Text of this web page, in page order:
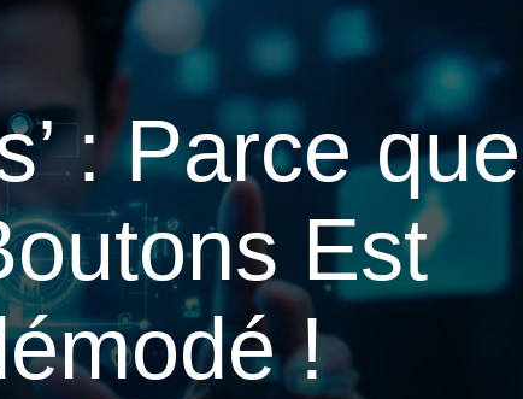
: Parce que
Est
!